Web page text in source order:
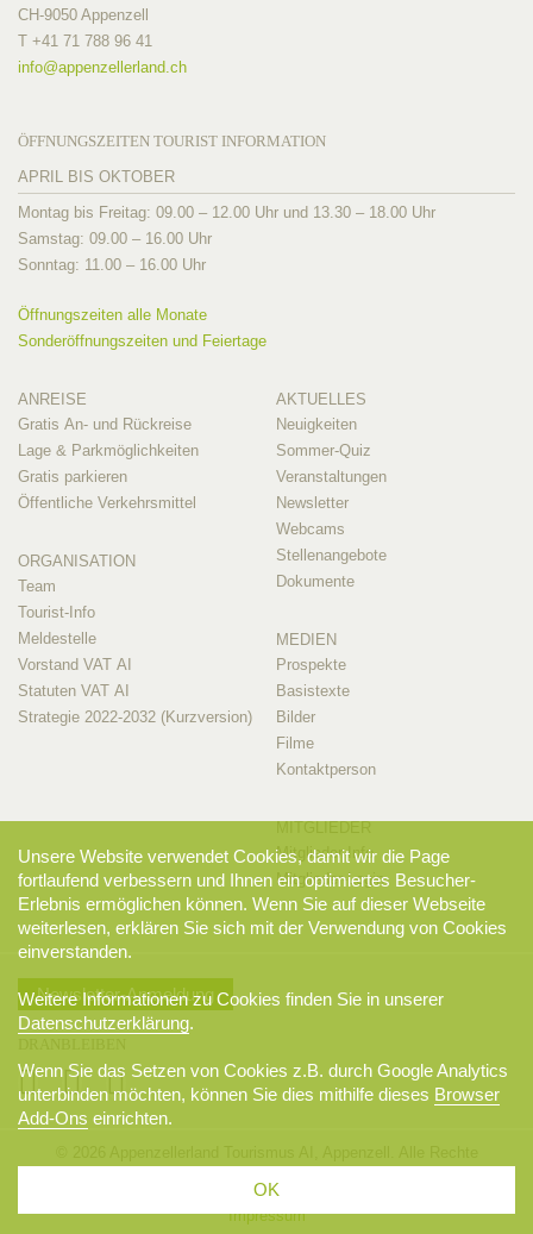
CH-9050 Appenzell
T +41 71 788 96 41
info@appenzellerland.ch
ÖFFNUNGSZEITEN TOURIST INFORMATION
APRIL BIS OKTOBER
Montag bis Freitag: 09.00 – 12.00 Uhr und 13.30 – 18.00 Uhr
Samstag: 09.00 – 16.00 Uhr
Sonntag: 11.00 – 16.00 Uhr
Öffnungszeiten alle Monate
Sonderöffnungszeiten und Feiertage
ANREISE
Gratis An- und Rückreise
Lage & Parkmöglichkeiten
Gratis parkieren
Öffentliche Verkehrsmittel
ORGANISATION
Team
Tourist-Info
Meldestelle
Vorstand VAT AI
Statuten VAT AI
Strategie 2022-2032 (Kurzversion)
AKTUELLES
Neuigkeiten
Sommer-Quiz
Veranstaltungen
Newsletter
Webcams
Stellenangebote
Dokumente
MEDIEN
Prospekte
Basistexte
Bilder
Filme
Kontaktperson
Mitglieder-Info
Mitglieder-Login
Newsletter-Anmeldung
Datenschutzerklärung
Impressum
Unsere Website verwendet Cookies, damit wir die Page
fortlaufend verbessern und Ihnen ein optimiertes Besucher-
Erlebnis ermöglichen können. Wenn Sie auf dieser Webseite
weiterlesen, erklären Sie sich mit der Verwendung von Cookies
einverstanden.
Weitere Informationen zu Cookies finden Sie in unserer
Datenschutzerklärung.
Wenn Sie das Setzen von Cookies z.B. durch Google Analytics
unterbinden möchten, können Sie dies mithilfe dieses Browser
Add-Ons einrichten.
OK